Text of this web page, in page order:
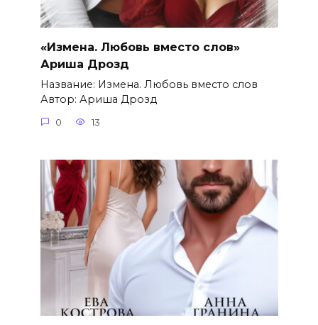
«Измена. Любовь вместо слов»
Ариша Дрозд
Название: Измена. Любовь вместо слов
Автор: Ариша Дрозд
0 13